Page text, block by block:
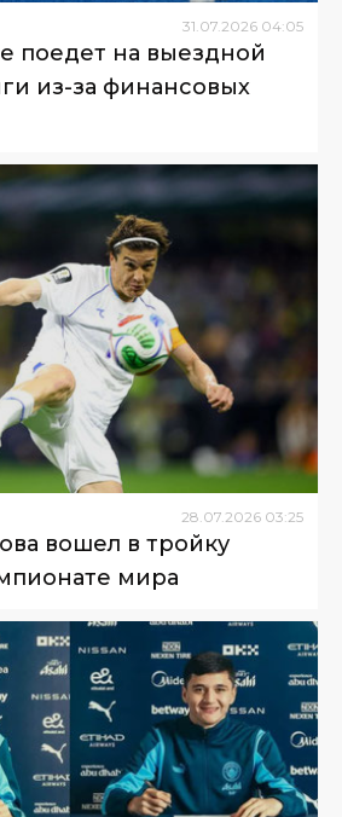
31.07.2026 04:05
поедет на выездной
из-за финансовых
28.07.2026 03:25
вошел в тройку
мира